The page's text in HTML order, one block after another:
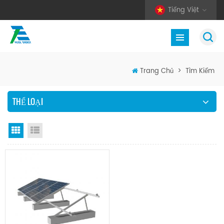
Tiếng Việt
Trang Chủ > Tìm Kiếm
THỂ LOẠI
Chế độ hiển thị theo ô